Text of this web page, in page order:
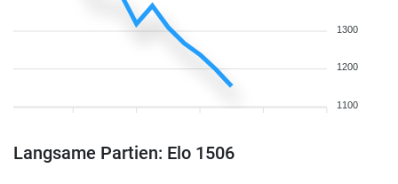
1300
1200
1100
Langsame Partien: Elo 1506